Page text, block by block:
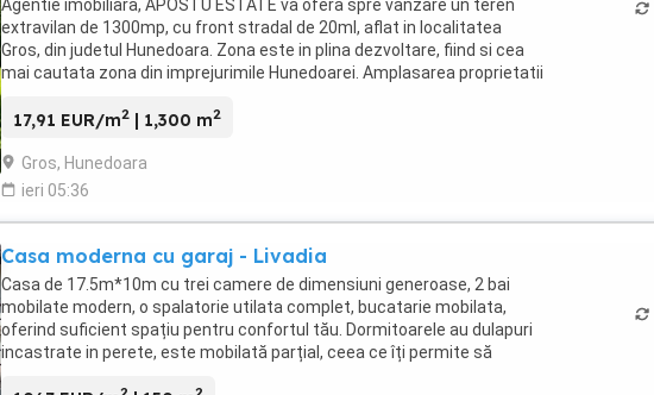
Agentie imobiliara, APOSTU ESTATE va ofera spre vanzare un teren
extravilan de 1300mp, cu front stradal de 20ml, aflat in localitatea
Gros, din judetul Hunedoara. Zona este in plina dezvoltare, fiind si cea
mai cautata zona din imprejurimile Hunedoarei. Amplasarea proprietatii
17,91 EUR/m2 | 1,300 m2
Gros, Hunedoara
ieri 05:36
Casa moderna cu garaj - Livadia
Casa de 17.5m*10m cu trei camere de dimensiuni generoase, 2 bai
mobilate modern, o spalatorie utilata complet, bucatarie mobilata,
oferind suficient spațiu pentru confortul tău. Dormitoarele au dulapuri
incastrate in perete, este mobilată parțial, ceea ce îți permite să